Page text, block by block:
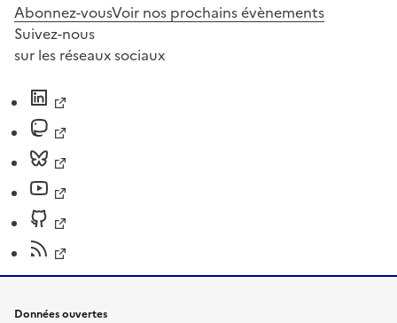
Abonnez-vousVoir nos prochains évènements
Suivez-nous
sur les réseaux sociaux
Données ouvertes